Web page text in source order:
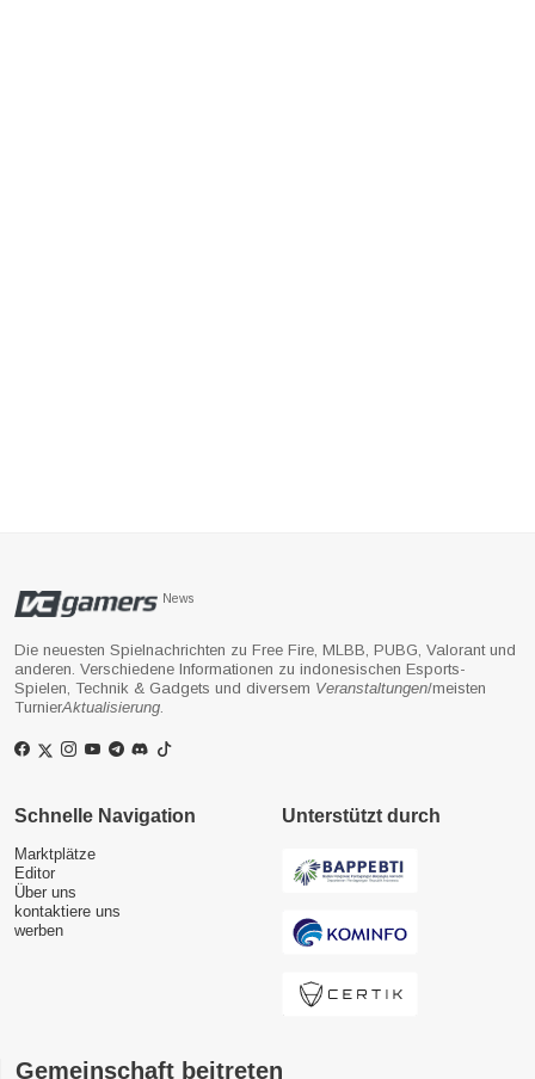
News
Die neuesten Spielnachrichten zu Free Fire, MLBB, PUBG, Valorant und
anderen. Verschiedene Informationen zu indonesischen Esports-
Spielen, Technik & Gadgets und diversem Veranstaltungen/meisten
TurnierAktualisierung
Schnelle Navigation
Marktplätze
Editor
Über uns
kontaktiere uns
werben
Unterstützt durch
Gemeinschaft beitreten